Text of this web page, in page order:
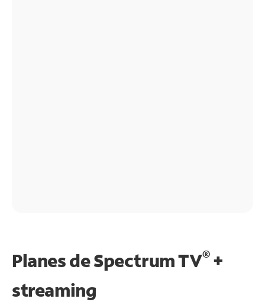
Planes de Spectrum TV®+
streaming